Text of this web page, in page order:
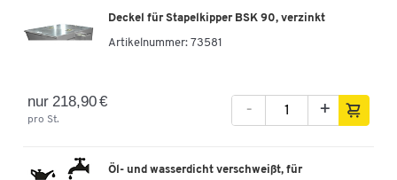
Deckel für Stapelkipper BSK 90, verzinkt
Artikelnummer: 73581
nur 218,90 €
pro St.
- +
Öl- und wasserdicht verschweißt, für